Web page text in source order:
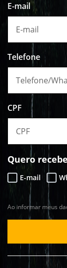
E-mail
Telefone
CPF
Quero
E-mail
Ao informar meus